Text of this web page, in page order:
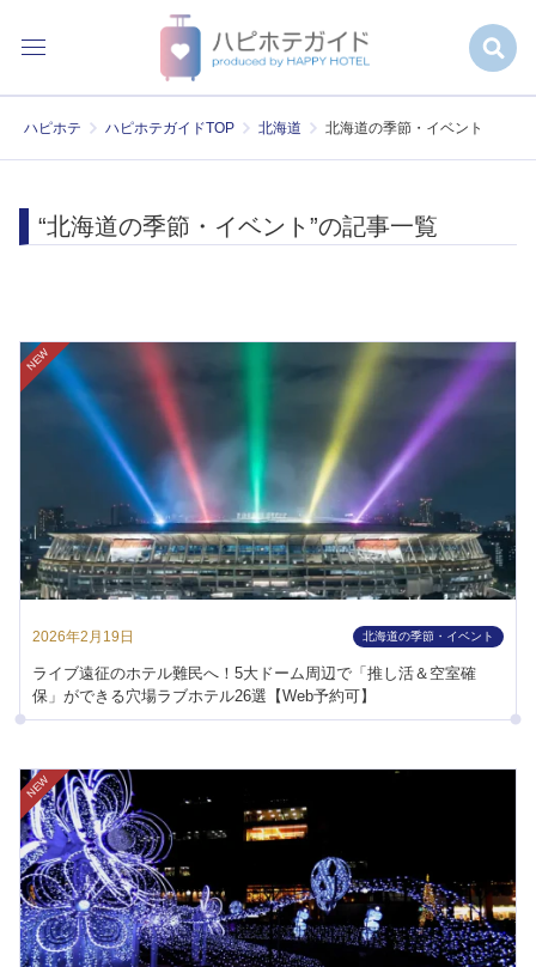
ハピホテ ハピホテガイドTOP 北海道 北海道の季節・イベント
“北海道の季節・イベント”の記事一覧
2026年2月19日 北海道の季節・イベント
ライブ遠征のホテル難民へ！5大ドーム周辺で「推し活＆空室確
保」ができる穴場ラブホテル26選【Web予約可】
NEW
NEW